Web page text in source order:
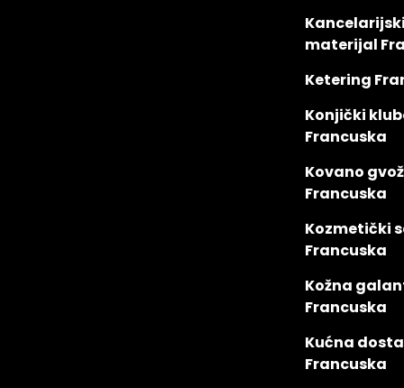
materijal
Ketering
Konjički
Francuska
Kovano
Francuska
Kozmetički
Francuska
Kožna
Francuska
Kućna
Francuska